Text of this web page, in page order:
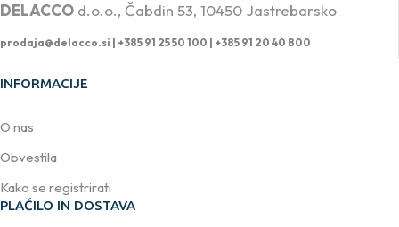
DELACCO d.o.o., Čabdin 53, 10450 Jastrebarsko
prodaja@delacco.si | +385 91 25 50 100 | +385 91 20 40 800
INFORMACIJE
O nas
Obvestila
Kako se registrirati
PLAČILO IN DOSTAVA